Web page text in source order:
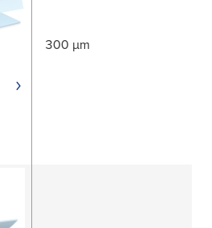
300 µm